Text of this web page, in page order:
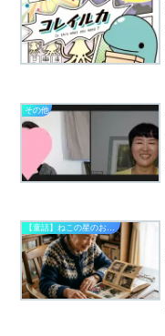
その他
【童話】ねこの星のおかたづけ